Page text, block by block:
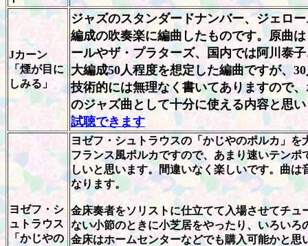
Jカーン
「煙が目に
しみる」
ジャズのスタンダードナンバー、ジェロ
編成の吹奏楽に編曲したものです。原曲
ールやザ・プラターズ、国内では阿川泰
大編成50人程度を想定した編曲ですが、
技術的には無理なく書いてありますので
のジャズ曲として十分に使える内容と思
試聴できます
ヨゼフ・シ
ュトラウス
「かじやの
ヨゼフ・シュトラウスの「かじやのポルカ」を
フランス風ポルカですので、あまり速いテン
しいと思います。間違いなく楽しいです。曲
なります。
金床奏者をソリストに仕立てて入場させてチ
ない小節のときに小芝居をやったり、いろいろ
金床はホームセンターなどでも購入可能かと